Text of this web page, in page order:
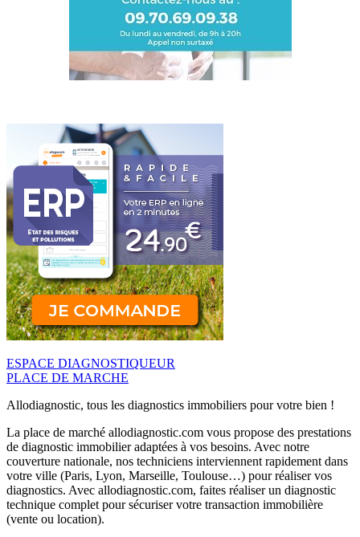
ESPACE DIAGNOSTIQUEUR
PLACE DE MARCHE
Allodiagnostic, tous les diagnostics immobiliers pour votre bien !
La place de marché allodiagnostic.com vous propose des prestations
de diagnostic immobilier adaptées à vos besoins. Avec notre
couverture nationale, nos techniciens interviennent rapidement dans
votre ville (Paris, Lyon, Marseille, Toulouse…) pour réaliser vos
diagnostics. Avec allodiagnostic.com, faites réaliser un diagnostic
technique complet pour sécuriser votre transaction immobilière
(vente ou location).